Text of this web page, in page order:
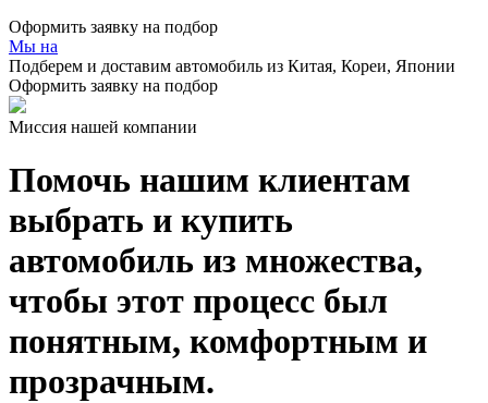
Оформить заявку на подбор
Мы на
Подберем и доставим автомобиль из Китая, Кореи, Японии
Оформить заявку на подбор
Миссия нашей компании
Помочь нашим клиентам
выбрать и купить
автомобиль из множества,
чтобы этот процесс был
понятным, комфортным и
прозрачным.